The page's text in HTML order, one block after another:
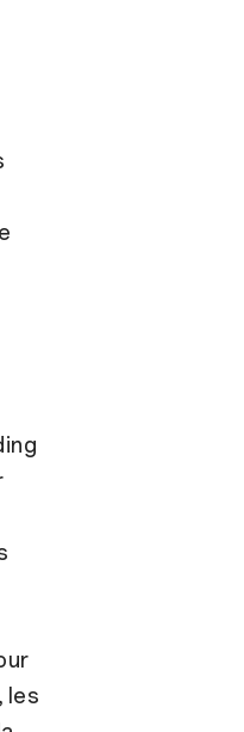
les